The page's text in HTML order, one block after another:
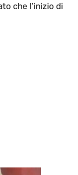
che l’inizio di